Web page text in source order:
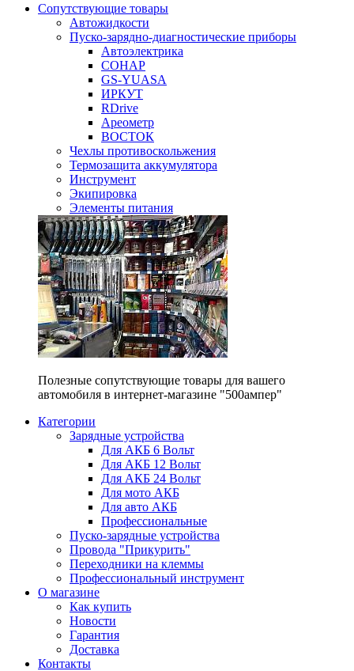
Сопутствующие товары
Автожидкости
Пуско-зарядно-диагностические приборы
Автоэлектрика
СОНАР
GS-YUASA
ИРКУТ
RDrive
Ареометр
ВОСТОК
Чехлы противоскольжения
Термозащита аккумулятора
Инструмент
Экипировка
Элементы питания
Полезные сопутствующие товары для вашего
автомобиля в интернет-магазине "500ампер"
Категории
Зарядные устройства
Для АКБ 6 Вольт
Для АКБ 12 Вольт
Для АКБ 24 Вольт
Для мото АКБ
Для авто АКБ
Профессиональные
Пуско-зарядные устройства
Провода "Прикурить"
Переходники на клеммы
Профессиональный инструмент
О магазине
Как купить
Новости
Гарантия
Доставка
Контакты